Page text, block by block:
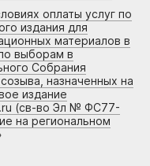
оплаты услуг по
издания для
материалов в
выборам в
Собрания
назначенных на
издание
(св-во Эл № ФС77-
на региональном